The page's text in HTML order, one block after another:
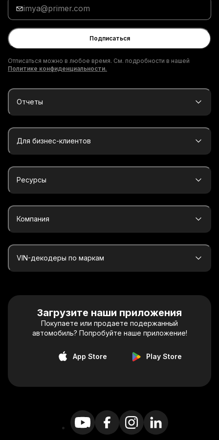
адрес
электронной
почты
Подписаться
Отписаться можно в любое время. См. подробности в нашей
Политике конфиденциальности.
Отчеты
Для бизнес-клиентов
Ресурсы
Компания
VIN-декодеры по маркам
Загрузите наши приложения
Покупаете или продаете подержанный
автомобиль? Попробуйте наше приложение!
App Store Play Store